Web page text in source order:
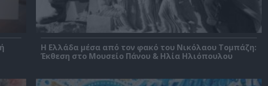
Η Ελλάδα μέσα από τον φακό του Νικόλαου Τομπάζη:
Έκθεση στο Μουσείο Πάνου & Ηλία Ηλιόπουλου